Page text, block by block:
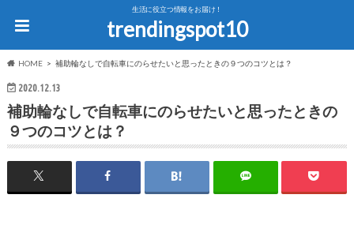
生活に役立つ情報をお届け！
trendingspot10
HOME 補助輪なしで自転車にのらせたいと思ったときの９つのコツとは？
2020.12.13
補助輪なしで自転車にのらせたいと思ったときの
９つのコツとは？